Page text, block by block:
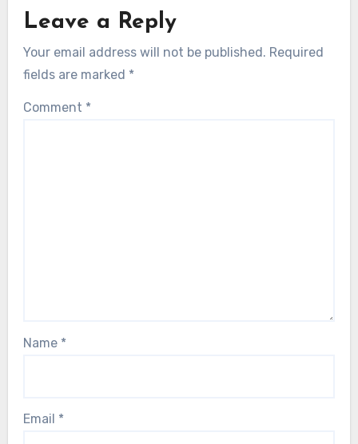
Leave a Reply
Your email address will not be published. Required
fields are marked *
Comment *
Name *
Email *